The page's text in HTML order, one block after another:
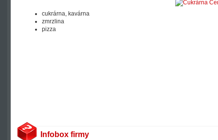
cukrárna, kavárna
zmrzlina
pizza
Infobox firmy